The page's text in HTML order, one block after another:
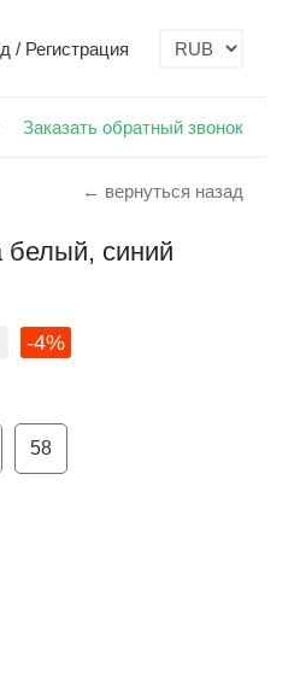
/ Регистрация
Заказать обратный звонок
← вернуться назад
синий
-4%
58